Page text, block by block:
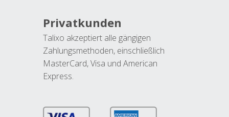
Privatkunden
Talixo akzeptiert alle gängigen
Zahlungsmethoden, einschließlich
MasterCard, Visa und American
Express.